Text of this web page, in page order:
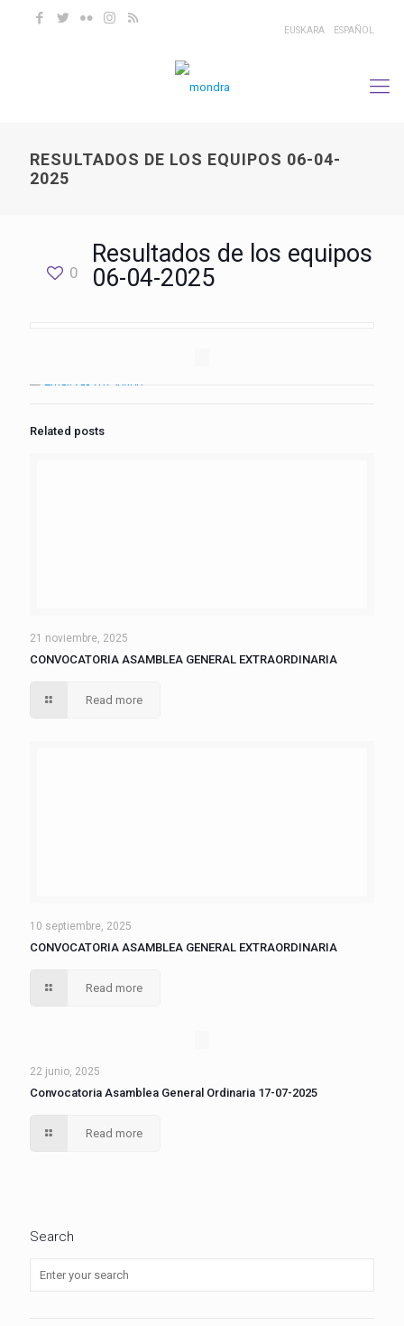
EUSKARA ESPAÑOL
RESULTADOS DE LOS EQUIPOS 06-04-
2025
0
Resultados de los equipos
06-04-2025
Related posts
21 noviembre, 2025
CONVOCATORIA ASAMBLEA GENERAL EXTRAORDINARIA
Read more
10 septiembre, 2025
CONVOCATORIA ASAMBLEA GENERAL EXTRAORDINARIA
Read more
22 junio, 2025
Convocatoria Asamblea General Ordinaria 17-07-2025
Read more
Search